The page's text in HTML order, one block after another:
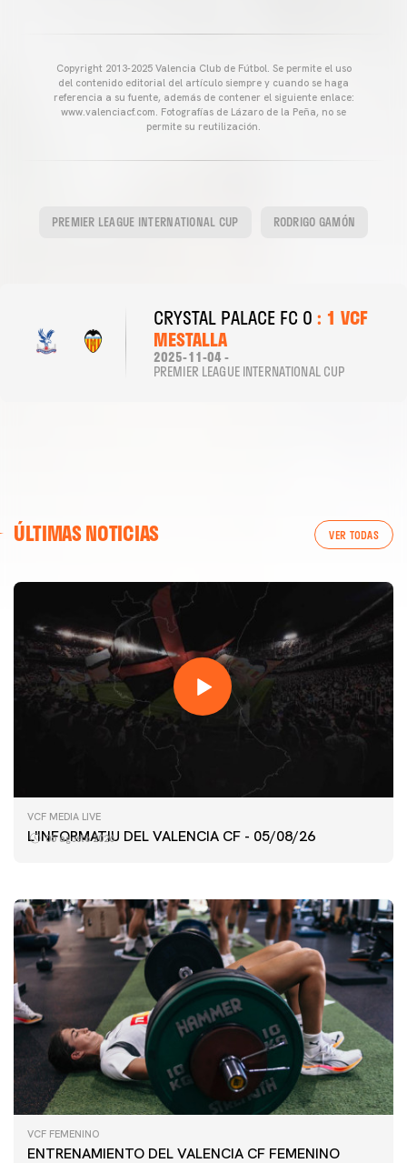
Copyright 2013-2025 Valencia Club de Fútbol. Se permite el uso
del contenido editorial del artículo siempre y cuando se haga
referencia a su fuente, además de contener el siguiente enlace:
www.valenciacf.com. Fotografías de Lázaro de la Peña, no se
permite su reutilización.
PREMIER LEAGUE INTERNATIONAL CUP RODRIGO GAMÓN
CRYSTAL PALACE FC 0 : 1 VCF
MESTALLA
2025-11-04 -
PREMIER LEAGUE INTERNATIONAL CUP
ÚLTIMAS NOTICIAS VER TODAS
VCF MEDIA LIVE
L'INFORMATIU DEL VALENCIA CF - 05/08/26
05 agosto 2026
PRIMER EQUIPO
ENTRENAMIENTO MATINAL DEL VALENCIA CF
5/8/2026
VCF FEMENINO
ENTRENAMIENTO DEL VALENCIA CF FEMENINO